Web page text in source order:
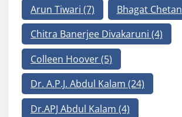
Arun Tiwari (7) Bhagat Chetan
Chitra Banerjee Divakaruni (4)
Colleen Hoover(5)
Dr. A.P.J. Abdul Kalam (24)
Dr.APJ Abdul Kalam (4)